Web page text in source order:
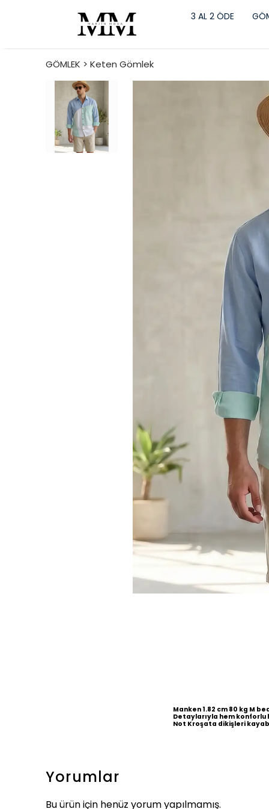
3 AL 2 ÖDE
GÖMLEK > Keten Gömlek
Manken 1.82 cm 80 kg M
Detaylarıyla hem konforlu
Not Kroşata dikişleri
Yorumlar
Bu ürün için henüz yorum yapılmamış.